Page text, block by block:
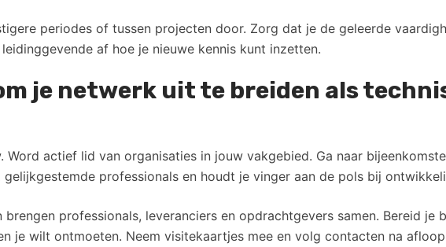
periodes of tussen projecten door. Zorg dat je de geleerde
af hoe je nieuwe kennis kunt inzetten.
je netwerk uit te breiden als
actief lid van organisaties in jouw vakgebied. Ga naar
professionals en houdt je vinger aan de pols bij
professionals, leveranciers en opdrachtgevers samen. Bereid je
je wilt ontmoeten. Neem visitekaartjes mee en volg contacten na